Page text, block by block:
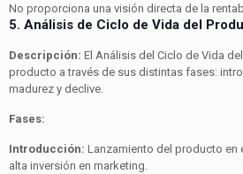
No proporciona una visión directa de la
5. Análisis de Ciclo de Vida del
Descripción: El Análisis del Ciclo de Vida
producto a través de sus distintas fases:
madurez y declive.
Fases:
Introducción: Lanzamiento del producto en
alta inversión en marketing.